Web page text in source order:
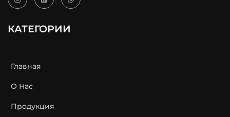
КАТЕГОРИИ
Главная
О Нас
Продукция